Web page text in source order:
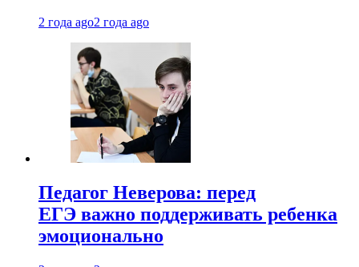
2 года ago2 года ago
Педагог Неверова: перед
ЕГЭ важно поддерживать ребенка
эмоционально